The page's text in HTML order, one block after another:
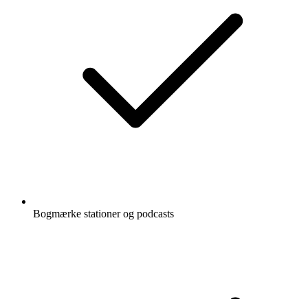
Bogmærke stationer og podcasts